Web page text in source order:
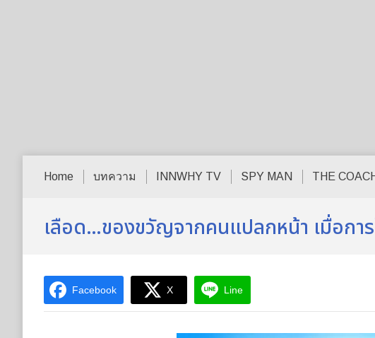
Home บทความ INNWHY TV SPY MAN THE
เลือด…ของขวัญจากคนแปลกหน้า เมื่อกา
Facebook X Line